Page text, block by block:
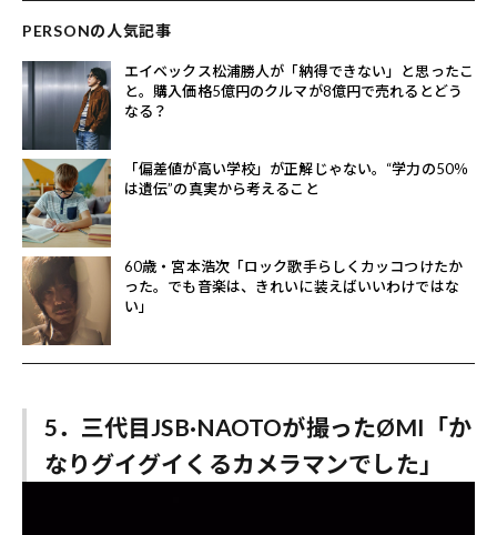
PERSONの人気記事
エイベックス松浦勝人が「納得できない」と思ったこ
と。購入価格5億円のクルマが8億円で売れるとどう
なる？
「偏差値が高い学校」が正解じゃない。“学力の50％
は遺伝”の真実から考えること
60歳・宮本浩次「ロック歌手らしくカッコつけたか
った。でも音楽は、きれいに装えばいいわけではな
い」
5．三代目JSB·NAOTOが撮ったØMI「か
なりグイグイくるカメラマンでした」